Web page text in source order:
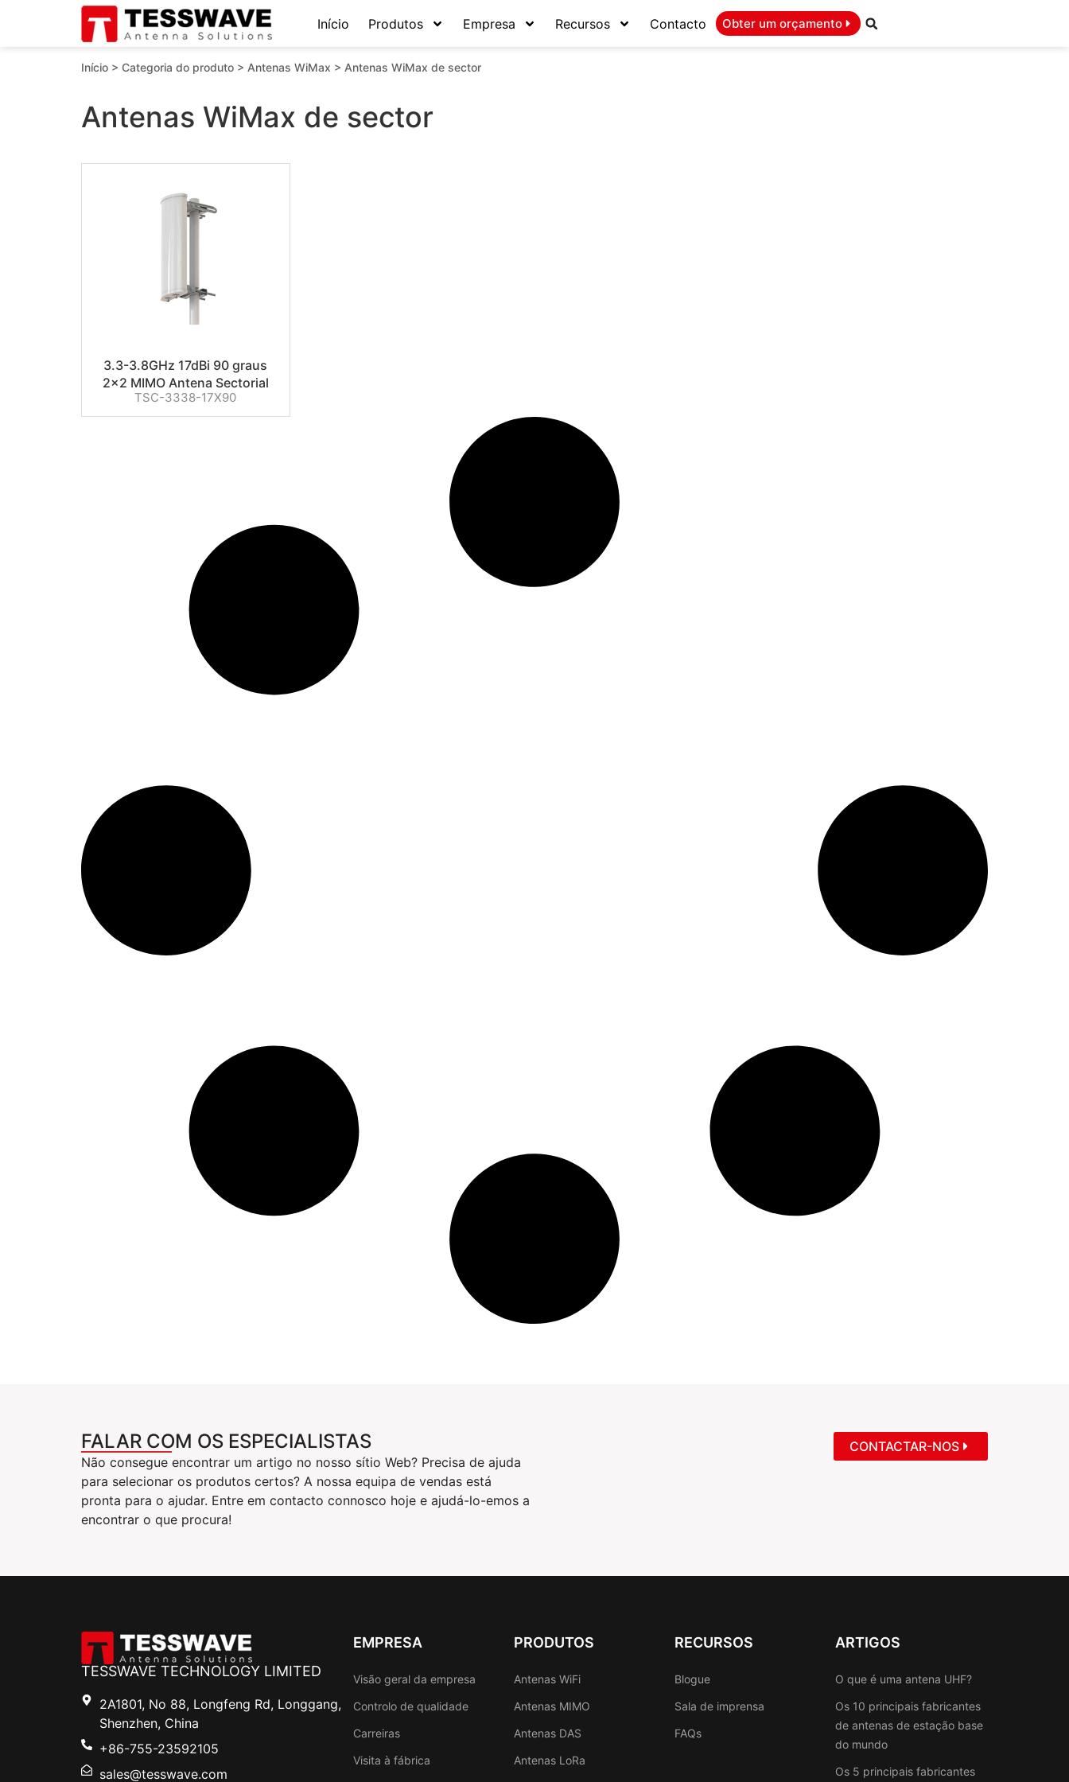
Início Produtos Empresa Recursos Contacto Obter um orçamento
Início > Categoria do produto > Antenas WiMax > Antenas WiMax de sector
Antenas WiMax de sector
3.3-3.8GHz 17dBi 90 graus
2×2 MIMO Antena Sectorial
TSC-3338-17X90
FALAR COM OS ESPECIALISTAS
Não consegue encontrar um artigo no nosso sítio Web? Precisa de ajuda
para selecionar os produtos certos? A nossa equipa de vendas está
pronta para o ajudar. Entre em contacto connosco hoje e ajudá-lo-emos a
encontrar o que procura!
CONTACTAR-NOS
TESSWAVE TECHNOLOGY LIMITED
2A1801, No 88, Longfeng Rd, Longgang,
Shenzhen, China
+86-755-23592105
sales@tesswave.com
EMPRESA
Visão geral da empresa
Controlo de qualidade
Carreiras
Visita à fábrica
PRODUTOS
Antenas WiFi
Antenas MIMO
Antenas DAS
Antenas LoRa
RECURSOS
Blogue
Sala de imprensa
FAQs
ARTIGOS
O que é uma antena UHF?
Os 10 principais fabricantes
de antenas de estação base
do mundo
Os 5 principais fabricantes